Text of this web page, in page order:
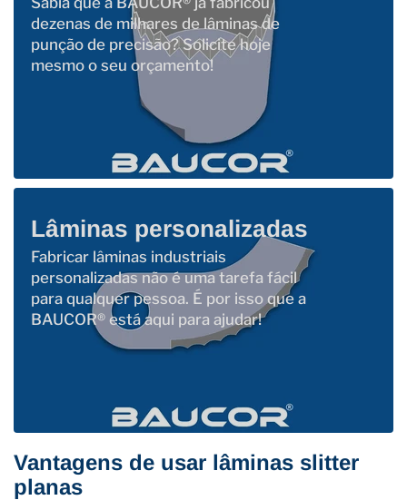
dezenas de milhares de lâminas de
punção de precisão? Solicite hoje
mesmo o seu orçamento!
Lâminas personalizadas
Fabricar lâminas industriais
personalizadas não é uma tarefa fácil
para qualquer pessoa. É por isso que a
BAUCOR® está aqui para ajudar!
Vantagens de usar lâminas slitter
planas